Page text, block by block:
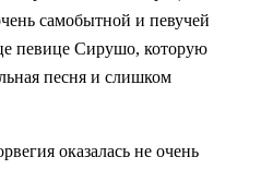
самобытной и певучей
певице Сирушо, которую
песня и слишком
оказалась не очень